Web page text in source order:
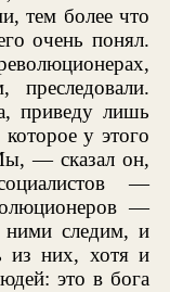
тем более что
очень понял.
приведу лишь
у этого
— сказал он,
—
—
ними следим, и
из них, хотя и
это в бога